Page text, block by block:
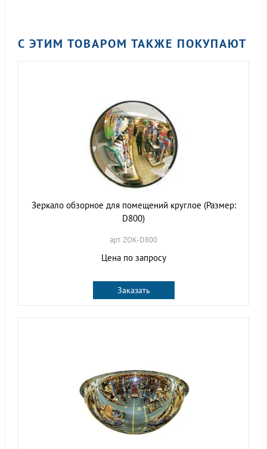
С ЭТИМ ТОВАРОМ ТАКЖЕ ПОКУПАЮТ
Зеркало обзорное для помещений круглое (Размер:
D800)
арт. ZOK-D800
Цена по запросу
Заказать